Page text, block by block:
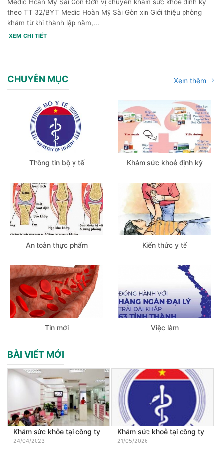
Medic Hoàn Mỹ Sài Gòn Đơn vị chuyên khám sức khoẻ định kỳ
theo TT 32/BYT Medic Hoàn Mỹ Sài Gòn xin Giới thiệu phòng
khám từ khi thành lập năm,...
XEM CHI TIẾT
CHUYÊN MỤC Xem thêm
Thông tin bộ y tế Khám sức khoẻ định kỳ
An toàn thực phẩm Kiến thức y tế
Tin mới Việc làm
BÀI VIẾT MỚI
Khám sức khỏe tại công ty
24/04/2023
Khám sức khoẻ tại công ty
21/05/2026